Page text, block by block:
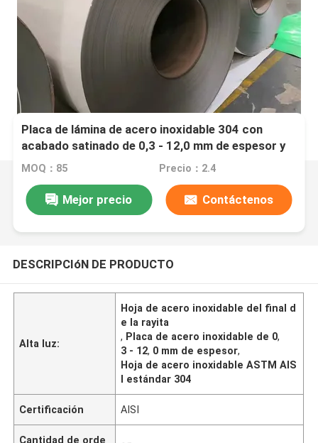
Placa de lámina de acero inoxidable 304 con
acabado satinado de 0,3 - 12,0 mm de espesor y
estándar ASTM AISI
MOQ：85 Precio：2.4
Mejor precio Contáctenos
DESCRIPCIóN DE PRODUCTO
Alta luz:
Hoja de acero inoxidable del final d
e la rayita
, Placa de acero inoxidable de 0,
3 - 12, 0 mm de espesor,
Hoja de acero inoxidable ASTM AIS
I estándar 304
Certificación AISI
Cantidad de orde